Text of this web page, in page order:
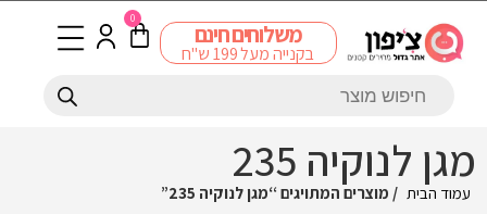
משלוחים חינם
בקנייה מעל 199 ש"ח
0
מגן לנוקיה 235
עמוד הבית / מוצרים המתויגים “מגן לנוקיה 235”